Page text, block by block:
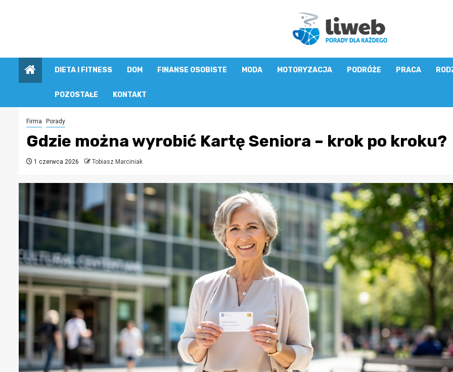
DIETA I FITNESS DOM FINANSE OSOBISTE MODA MOTORYZACJA PODRÓŻE PRACA
POZOSTAŁE KONTAKT
Firma Porady
Gdzie można wyrobić Kartę Seniora – krok po kroku?
1 czerwca 2026 Tobiasz Marciniak